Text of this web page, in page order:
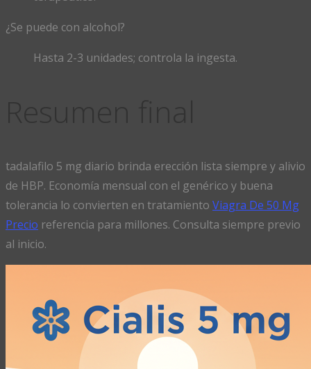
¿Se puede con alcohol?
Hasta 2-3 unidades; controla la ingesta.
tadalafilo 5 mg diario brinda erección lista siempre y alivio
de HBP. Economía mensual con el genérico y buena
tolerancia lo convierten en tratamiento Viagra De 50 Mg
Precio referencia para millones. Consulta siempre previo
al inicio.